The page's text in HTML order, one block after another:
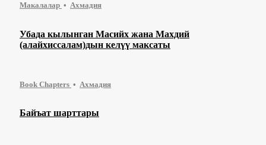
Макалалар Ахмадия
Убада кылынган Масийх жана Махдий
(алайхиссалам)дын келүү максаты
Book Chapters Ахмадия
Байъат шарттары